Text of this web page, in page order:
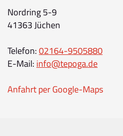
Nordring 5-9
41363 Jüchen
Telefon:02164-9505880
E-Mail: info@tepoga.de
Anfahrt per Google-Maps